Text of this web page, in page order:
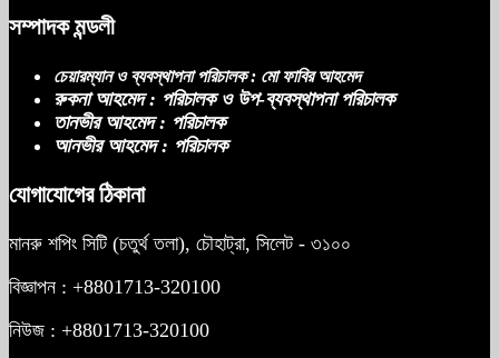
সম্পাদক মন্ডলী
চেয়ারম্যান ও ব্যবস্থাপনা পরিচালক : মো ফাবির আহমেদ
রুকনা আহমেদ : পরিচালক ও উপ-ব্যবস্থাপনা পরিচালক
তানভীর আহমেদ : পরিচালক
আনভীর আহমেদ : পরিচালক
যোগাযোগের ঠিকানা
মানরু শপিং সিটি (চতুর্থ তলা), চৌহাট্রা, সিলেট - ৩১০০
বিজ্ঞাপন : +8801713-320100
নিউজ : +8801713-320100